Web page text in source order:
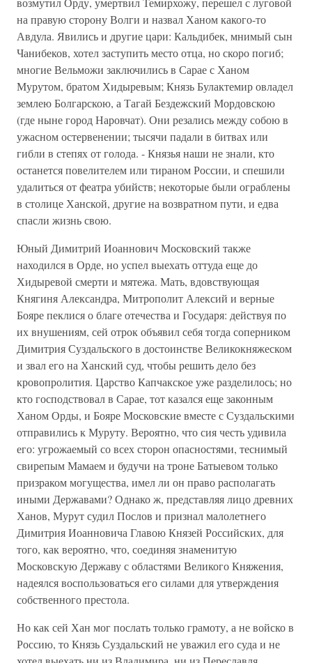
на правую сторону Волги и назвал Ханом какого-то
Авдула. Явились и другие цари: Кальдибек, мнимый сын
Чанибеков, хотел заступить место отца, но скоро погиб;
многие Вельможи заключились в Сарае с Ханом
Мурутом, братом Хидыревым; Князь Булактемир овладел
землею Болгарскою, а Тагай Бездежский Мордовскою
(где ныне город Наровчат). Они резались между собою в
ужасном остервенении; тысячи падали в битвах или
гибли в степях от голода. - Князья наши не знали, кто
останется повелителем или тираном России, и спешили
удалиться от феатра убийств; некоторые были ограблены
в столице Ханской, другие на возвратном пути, и едва
спасли жизнь свою.
Юный Димитрий Иоаннович Московский также
находился в Орде, но успел выехать оттуда еще до
Хидыревой смерти и мятежа. Мать, вдовствующая
Княгиня Александра, Митрополит Алексий и верные
Бояре пеклися о благе отечества и Государя: действуя по
их внушениям, сей отрок объявил себя тогда соперником
Димитрия Суздальского в достоинстве Великокняжеском
и звал его на Ханский суд, чтобы решить дело без
кровопролития. Царство Капчакское уже разделилось; но
кто господствовал в Сарае, тот казался еще законным
Ханом Орды, и Бояре Московские вместе с Суздальскими
отправились к Муруту. Вероятно, что сия честь удивила
его: угрожаемый со всех сторон опасностями, теснимый
свирепым Мамаем и будучи на троне Батыевом только
призраком могущества, имел ли он право располагать
иными Державами? Однако ж, представляя лицо древних
Ханов, Мурут судил Послов и признал малолетнего
Димитрия Иоанновича Главою Князей Российских, для
того, как вероятно, что, соединяя знаменитую
Московскую Державу с областями Великого Княжения,
надеялся воспользоваться его силами для утверждения
собственного престола.
Но как сей Хан мог послать только грамоту, а не войско в
Россию, то Князь Суздальский не уважил его суда и не